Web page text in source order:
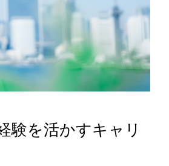
験を活かすキャリ